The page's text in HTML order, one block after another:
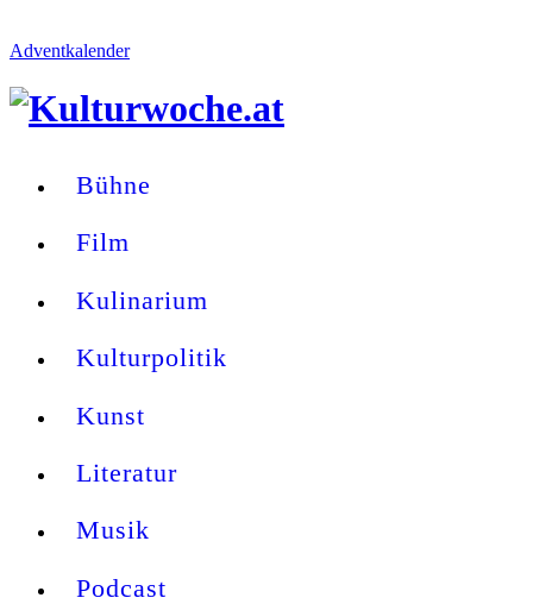
Adventkalender
Bühne
Film
Kulinarium
Kulturpolitik
Kunst
Literatur
Musik
Podcast